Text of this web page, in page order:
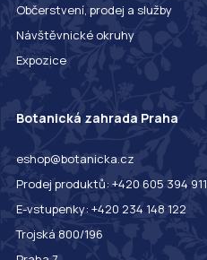
Občerstvení, prodej a služby
Návštěvnické okruhy
Expozice
Botanická zahrada Praha
eshop@botanicka.cz
Prodej produktů: +420 605 394 911
E-vstupenky: +420 234 148 122
Trojská 800/196